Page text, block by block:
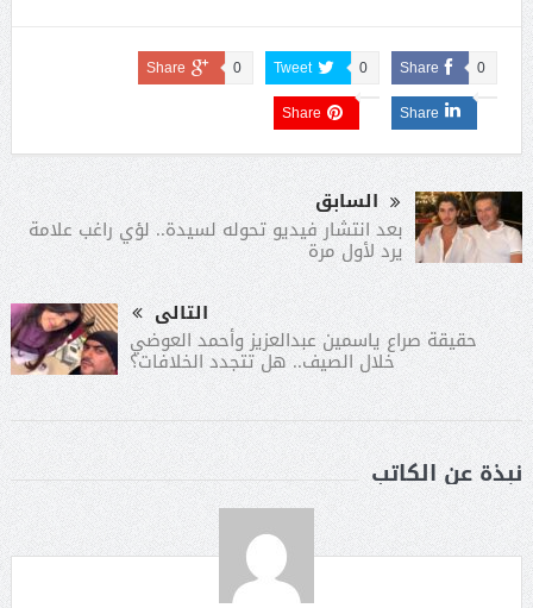
Share 0
Tweet 0
Share 0
Share
Share
السابق
بعد انتشار فيديو تحوله لسيدة.. لؤي راغب علامة
يرد لأول مرة
التالى
حقيقة صراع ياسمين عبدالعزيز وأحمد العوضي
خلال الصيف.. هل تتجدد الخلافات؟
نبذة عن الكاتب